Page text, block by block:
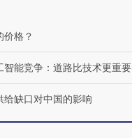
价格？
智能竞争：道路比技术更重要
给缺口对中国的影响